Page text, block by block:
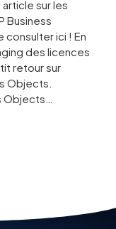
article sur les
Business
ici ! En
des licences
retour sur
Objects.